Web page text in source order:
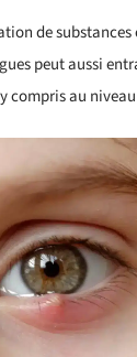
de substances
peut aussi
compris au